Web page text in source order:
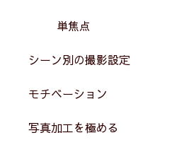
単焦点
シーン別の撮影設定
モチベーション
写真加工を極める